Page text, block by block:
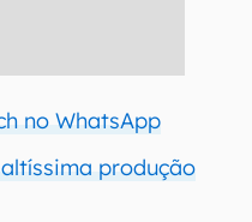
no WhatsApp
produção